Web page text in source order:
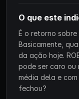
O que este
É o retorno
Basicamente,
da ação hoje.
pode ser caro ou
média dela e
fechou?